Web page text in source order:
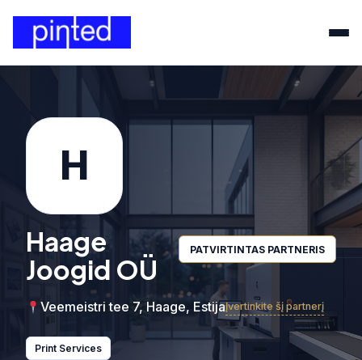
H
Haage
Joogid OÜ
PATVIRTINTAS PARTNERIS
Veemeistri tee 7, Haage, EstijaĮvertinkite šį partnerį
Print Services